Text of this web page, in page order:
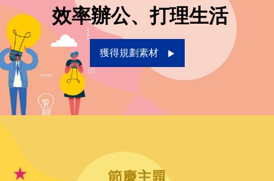
效率辦公、打理生活
獲得規劃素材
節慶主題